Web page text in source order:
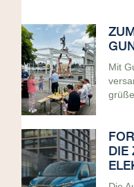
Mit
DIE